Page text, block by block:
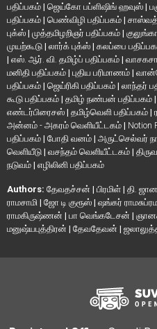
பதிப்பகம் | ஜெய்கோ பப்ளிஷிங் ஹவுஸ் |
பதிப்பகம் | பெண்விழி பதிப்பகம் | சாஸ்வத்
புக்ஸ் | முத்தமிழறிஞர் பதிப்பகம் |
முயற்கூடு | லார்க் புக்ஸ் | கலப்பை
| எஸ். ஆர். வி. தமிழ்ப் பதிப்பகம் |
மனிதி பதிப்பகம் | புதிய பரிமாணம் |
பதிப்பகம் | ஜெய்ரிகி பதிப்பகம் | லாந்தர்
கூடு பதிப்பகம் | தமிழ் நண்பன் பதிப்பகம் |
எண்டர்பிரைசஸ் | தமிழ்வெளி பதிப்பகம் |
அன்னம் - அகரம் வெளியீட்டகம் | Notion
பதிப்பகம் | போதி வனம் | அருட்செல்வர்
வெளியீடு | வசந்தம் வெளியீட்டகம் |
நடுவம் | எழிலினி பதிப்பகம்
Authors: தேவதச்சன் | பிரமிள் | தி.
ராமசாமி | ஜோ டி குரூஸ் | ஷங்கர்
ராமகிருஷ்ணன் | பா வெங்கடேசன் |
மனுஷ்யபுத்திரன் | தேவதேவன் |